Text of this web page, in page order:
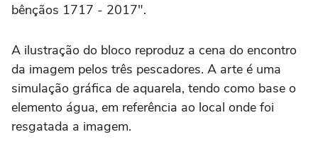
bênçãos 1717 - 2017".
A ilustração do bloco reproduz a cena do encontro
da imagem pelos três pescadores. A arte é uma
simulação gráfica de aquarela, tendo como base o
elemento água, em referência ao local onde foi
resgatada a imagem.